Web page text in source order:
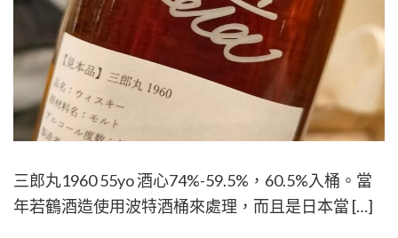
三郎丸1960 55yo 酒心74%-59.5%，60.5%入桶。當
年若鶴酒造使用波特酒桶來處理，而且是日本當 […]